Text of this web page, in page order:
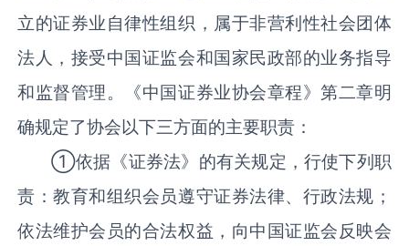
立的证券业自律性组织，属于非营利性社会团体
法人，接受中国证监会和国家民政部的业务指导
和监督管理。《中国证券业协会章程》第二章明
确规定了协会以下三方面的主要职责：
①依据《证券法》的有关规定，行使下列职
责：教育和组织会员遵守证券法律、行政法规；
依法维护会员的合法权益，向中国证监会反映会